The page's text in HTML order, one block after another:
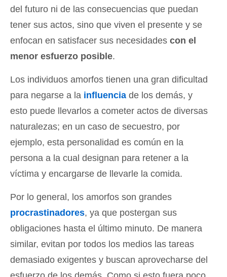
del futuro ni de las consecuencias que puedan
tener sus actos, sino que viven el presente y se
enfocan en satisfacer sus necesidades con el
menor esfuerzo posible.
Los individuos amorfos tienen una gran dificultad
para negarse a la influencia de los demás, y
esto puede llevarlos a cometer actos de diversas
naturalezas; en un caso de secuestro, por
ejemplo, esta personalidad es común en la
persona a la cual designan para retener a la
víctima y encargarse de llevarle la comida.
Por lo general, los amorfos son grandes
procrastinadores, ya que postergan sus
obligaciones hasta el último minuto. De manera
similar, evitan por todos los medios las tareas
demasiado exigentes y buscan aprovecharse del